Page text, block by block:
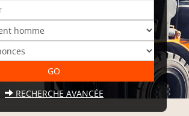
RECHERCHE AVANCÉE